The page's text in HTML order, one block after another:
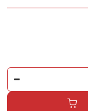
Ilość